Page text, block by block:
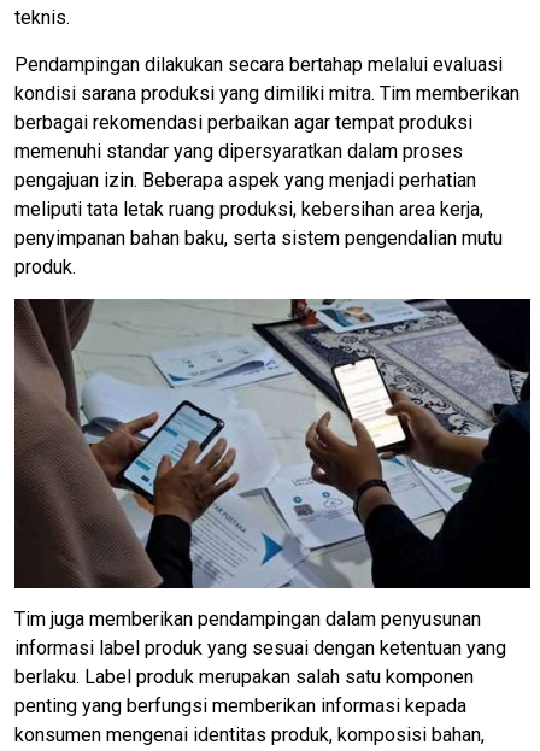
teknis.
Pendampingan dilakukan secara bertahap melalui evaluasi
kondisi sarana produksi yang dimiliki mitra. Tim memberikan
berbagai rekomendasi perbaikan agar tempat produksi
memenuhi standar yang dipersyaratkan dalam proses
pengajuan izin. Beberapa aspek yang menjadi perhatian
meliputi tata letak ruang produksi, kebersihan area kerja,
penyimpanan bahan baku, serta sistem pengendalian mutu
produk.
Tim juga memberikan pendampingan dalam penyusunan
informasi label produk yang sesuai dengan ketentuan yang
berlaku. Label produk merupakan salah satu komponen
penting yang berfungsi memberikan informasi kepada
konsumen mengenai identitas produk, komposisi bahan,